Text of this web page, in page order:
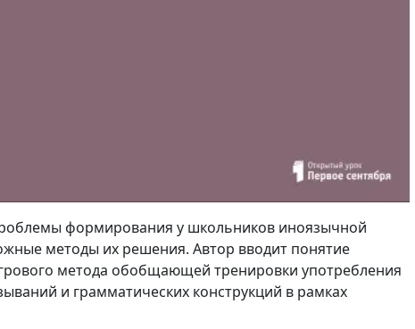
формирования у школьников иноязычной
методы их решения. Автор вводит понятие
метода обобщающей тренировки употребления
и грамматических конструкций в рамках